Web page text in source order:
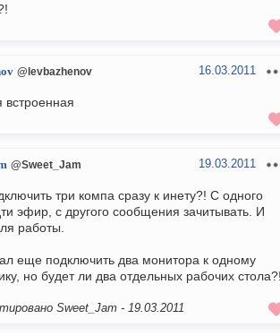
@levbazhenov 16.03.2011
встроенная
@Sweet_Jam 19.03.2011
три компа сразу к инету?! С одного
эфир, с другого сообщения зачитывать. И
работы.
еще подключить два монитора к одному
но будет ли два отдельных рабочих
Sweet_Jam - 19.03.2011